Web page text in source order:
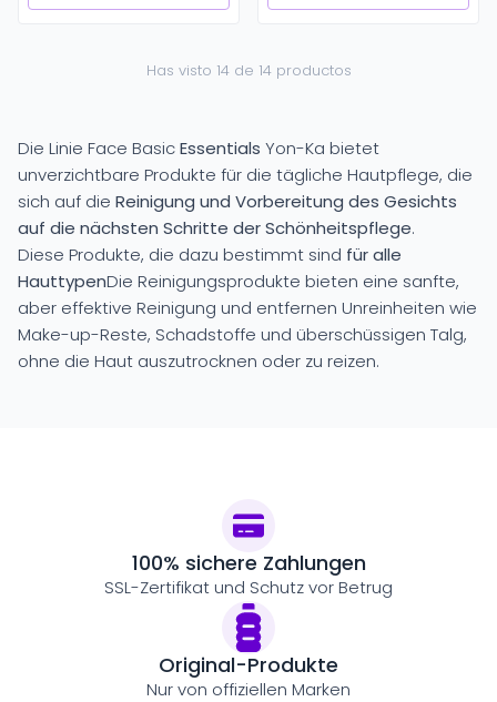
Has visto 14 de 14 productos
Die Linie Face BasicEssentials Yon-Ka bietet
unverzichtbare Produkte für die tägliche Hautpflege, die
sich auf die Reinigung und Vorbereitung des Gesichts
auf die nächsten Schritte der Schönheitspflege.
Diese Produkte, die dazu bestimmt sind für alle
HauttypenDie Reinigungsprodukte bieten eine sanfte,
aber effektive Reinigung und entfernen Unreinheiten wie
Make-up-Reste, Schadstoffe und überschüssigen Talg,
ohne die Haut auszutrocknen oder zu reizen.
100% sichere Zahlungen
SSL-Zertifikat und Schutz vor Betrug
Original-Produkte
Nur von offiziellen Marken